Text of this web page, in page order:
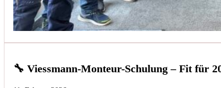
🔧 Viessmann-Monteur-Schulung – Fit für